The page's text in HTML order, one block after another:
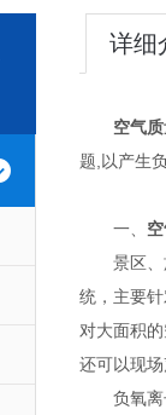
详细
空气
题,以产生
一、
景区、旅
统，主要
对大面积
还可以现
负氧离子